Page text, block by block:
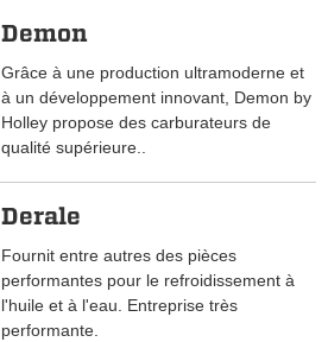
Demon
Grâce à une production ultramoderne et
à un développement innovant, Demon by
Holley propose des carburateurs de
qualité supérieure..
Derale
Fournit entre autres des pièces
performantes pour le refroidissement à
l'huile et à l'eau. Entreprise très
performante.